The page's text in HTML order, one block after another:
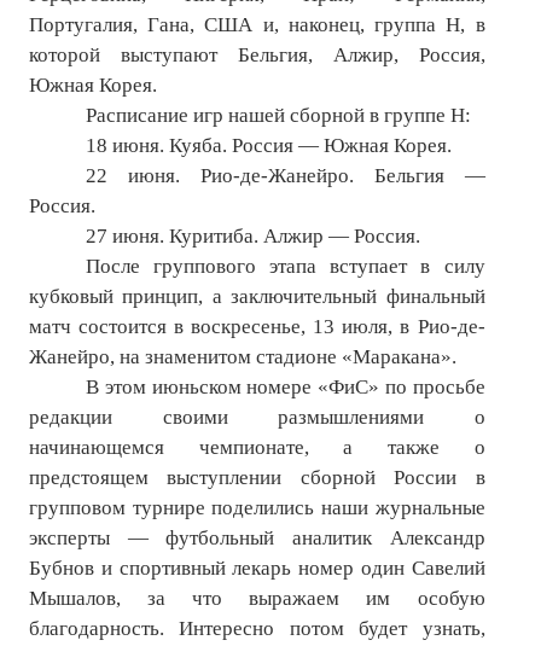
№ 11
№ 12
№ 3
№ 5
№ 6
№ 8
№ 9
2026 г.
№ 1
Португалия, Гана, США и, наконец, группа Н, в
которой выступают Бельгия, Алжир, Россия,
Южная Корея.
Расписание игр нашей сборной в группе Н:
18 июня. Куяба. Россия — Южная Корея.
22 июня. Рио-де-Жанейро. Бельгия —
Россия.
27 июня. Куритиба. Алжир — Россия.
После группового этапа вступает в силу
кубковый принцип, а заключительный финальный
матч состоится в воскресенье, 13 июля, в Рио-де-
Жанейро, на знаменитом стадионе «Маракана».
В этом июньском номере «ФиС» по просьбе
редакции своими размышлениями о
начинающемся чемпионате, а также о
предстоящем выступлении сборной России в
групповом турнире поделились наши журнальные
эксперты — футбольный аналитик Александр
Бубнов и спортивный лекарь номер один Савелий
Мышалов, за что выражаем им особую
благодарность. Интересно потом будет узнать,